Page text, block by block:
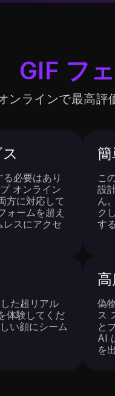
GIF フ
ンラインで最高評
必要はあり
オンライン
方に対応して
ォームを超え
レスにアクセ
こ
設
ん
ク
す
た超リアル
体験してくだ
い顔にシーム
偽
ス
と
AI
を